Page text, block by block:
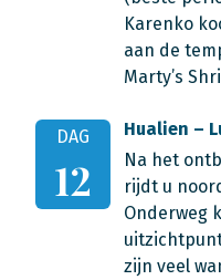
Karenko
aan de
Marty’s
DAG
12
Hualien –
Na het
rijdt u
Onderweg
zijn veel